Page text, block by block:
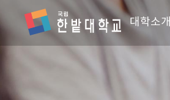
대학소개